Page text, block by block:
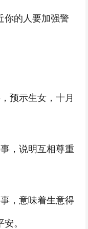
你的人要加强警
预示生女，十月
，说明互相尊重
，意味着生意得
。